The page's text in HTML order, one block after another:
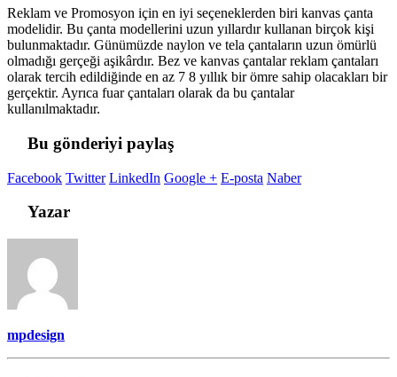
Reklam ve Promosyon için en iyi seçeneklerden biri kanvas çanta
modelidir. Bu çanta modellerini uzun yıllardır kullanan birçok kişi
bulunmaktadır. Günümüzde naylon ve tela çantaların uzun ömürlü
olmadığı gerçeği aşikârdır. Bez ve kanvas çantalar reklam çantaları
olarak tercih edildiğinde en az 7 8 yıllık bir ömre sahip olacakları bir
gerçektir. Ayrıca fuar çantaları olarak da bu çantalar
kullanılmaktadır.
Bu gönderiyi paylaş
Facebook Twitter LinkedIn Google + E-posta Naber
Yazar
mpdesign